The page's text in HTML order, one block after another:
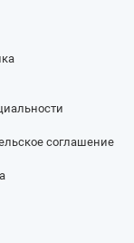
соглашение